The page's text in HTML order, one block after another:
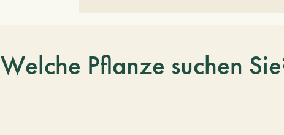
Welche Pflanze suchen